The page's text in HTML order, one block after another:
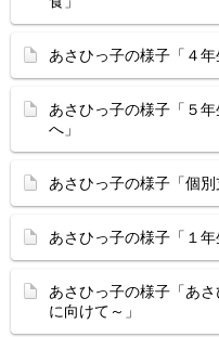
あさひっ子の様子「４年
あさひっ子の様子「５
へ」
あさひっ子の様子「個別
あさひっ子の様子「１年
あさひっ子の様子「あ
に向けて～」